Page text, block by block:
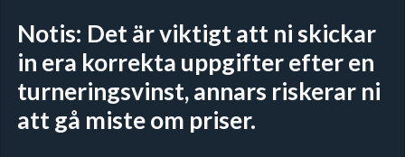
Notis: Det är viktigt att ni skickar
in era korrekta uppgifter efter en
turneringsvinst, annars riskerar ni
att gå miste om priser.